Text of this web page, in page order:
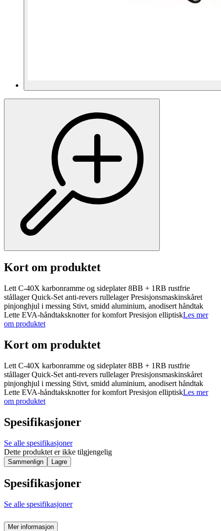
Kort om produktet
Lett C-40X karbonramme og sideplater 8BB + 1RB rustfrie
stållager Quick-Set anti-revers rullelager Presisjonsmaskinskåret
pinjonghjul i messing Stivt, smidd aluminium, anodisert håndtak
Lette EVA-håndtaksknotter for komfort Presisjon elliptiskLes mer
om produktet
Kort om produktet
Lett C-40X karbonramme og sideplater 8BB + 1RB rustfrie
stållager Quick-Set anti-revers rullelager Presisjonsmaskinskåret
pinjonghjul i messing Stivt, smidd aluminium, anodisert håndtak
Lette EVA-håndtaksknotter for komfort Presisjon elliptiskLes mer
om produktet
Spesifikasjoner
Se alle spesifikasjoner
Dette produktet er ikke tilgjengelig
Sammenlign Lagre
Spesifikasjoner
Se alle spesifikasjoner
Mer informasjon